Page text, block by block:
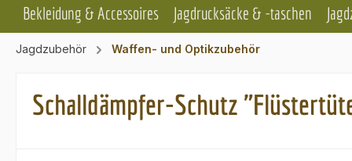
Bekleidung & Accessoires Jagdrucksäcke & -taschen
Jagdzubehör Waffen- und Optikzubehör
Schalldämpfer-Schutz